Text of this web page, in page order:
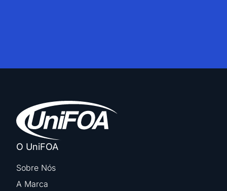
O UniFOA
Sobre Nós
A Marca